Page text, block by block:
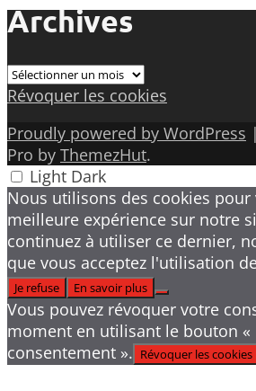
Archives
Archives
Révoquer les cookies
Proudly powered by WordPress |
Pro by ThemezHut.
Light Dark
Nous utilisons des cookies
meilleure expérience sur notre
continuez à utiliser ce dernier,
que vous acceptez l'utilisation
Je refuse
En savoir plus
Vous pouvez révoquer votre
moment en utilisant le bouton «
consentement ». Révoquer les cookies